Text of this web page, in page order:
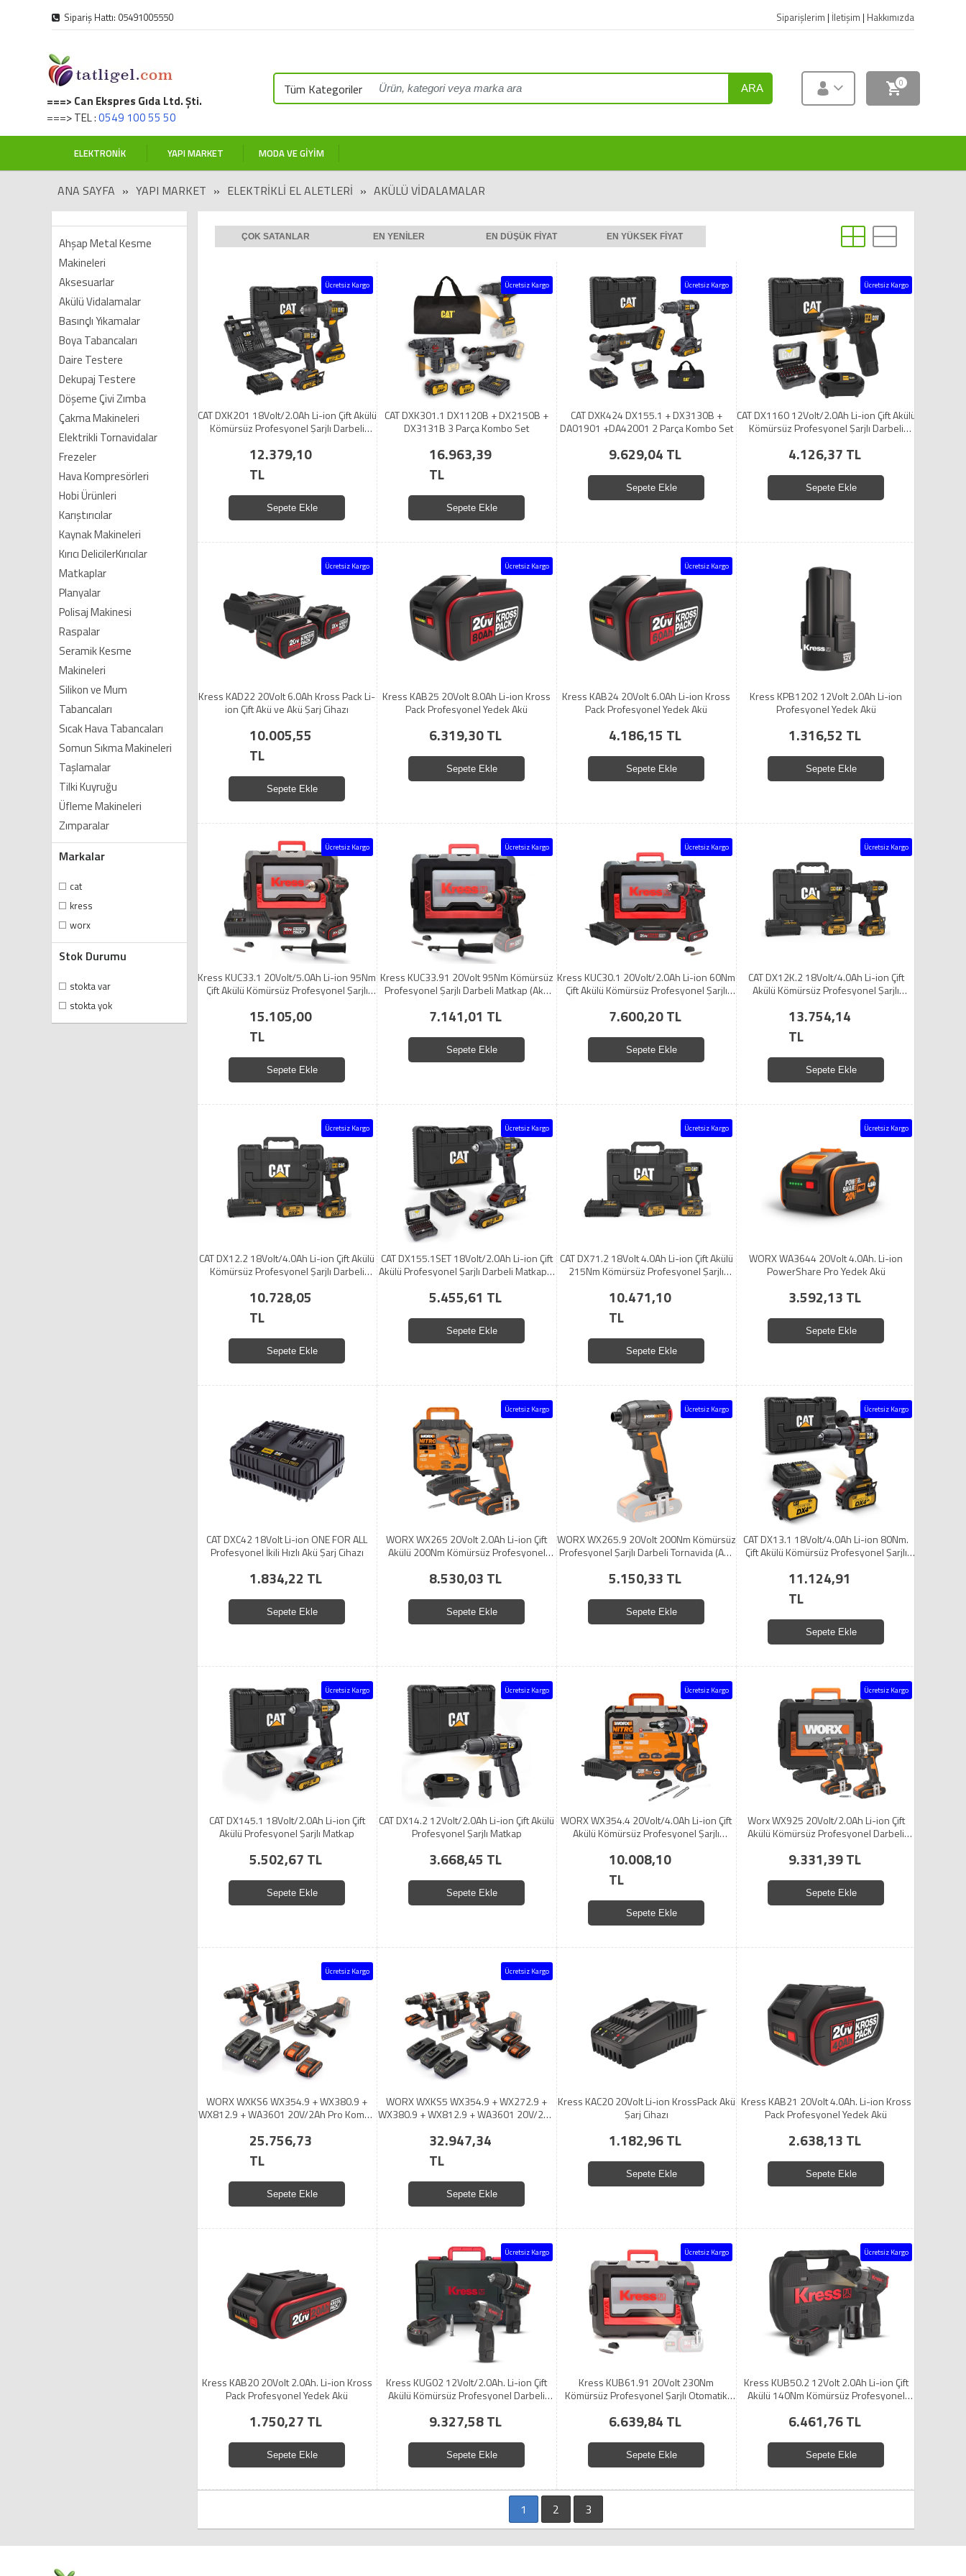
Sipariş Hattı: 05491005550 Siparişlerim | İletişim | Hakkımızda
===> Can Ekspres Gıda Ltd. Şti.
===> TEL :0549 100 55 50
Tüm Kategoriler ARA 0
ELEKTRONIK YAPI MARKET MODA VE GIYIM
ANA SAYFA » YAPI MARKET » ELEKTRIKLI EL ALETLERI » AKÜLÜ VIDALAMALAR
Ahşap Metal Kesme
Makineleri
Aksesuarlar
Akülü Vidalamalar
Basınçlı Yıkamalar
Boya Tabancaları
Daire Testere
Dekupaj Testere
Döşeme Çivi Zımba
Çakma Makineleri
Elektrikli Tornavidalar
Frezeler
Hava Kompresörleri
Hobi Ürünleri
Karıştırıcılar
Kaynak Makineleri
Kırıcı DelicilerKırıcılar
Matkaplar
Planyalar
Polisaj Makinesi
Raspalar
Seramik Kesme
Makineleri
Silikon ve Mum
Tabancaları
Sıcak Hava Tabancaları
Somun Sıkma Makineleri
Taşlamalar
Tilki Kuyruğu
Üfleme Makineleri
Zımparalar
Markalar
cat
kress
worx
Stok Durumu
stokta var
stokta yok
ÇOK SATANLAR EN YENILER EN DÜŞÜK FIYAT EN YÜKSEK FIYAT
Ücretsiz Kargo
CAT DXK201 18Volt/2.0Ah Li-ion Çift Akülü
Kömürsüz Profesyonel Şarjlı Darbeli
12.379,10
TL
Sepete Ekle
Ücretsiz Kargo
CAT DXK301.1 DX1120B + DX2150B +
DX3131B 3 Parça Kombo Set
16.963,39
TL
Sepete Ekle
Ücretsiz Kargo
CAT DXK424 DX155.1 + DX3130B +
DA01901 +DA42001 2 Parça Kombo Set
9.629,04 TL
Sepete Ekle
Ücretsiz Kargo
CAT DX1160 12Volt/2.0Ah Li-ion Çift Akülü
Kömürsüz Profesyonel Şarjlı Darbeli
Seti
4.126,37 TL
Sepete Ekle
Ücretsiz Kargo
Kress KAD22 20Volt 6.0Ah Kross Pack Li-
ion Çift Akü ve Akü Şarj Cihazı
10.005,55
TL
Sepete Ekle
Ücretsiz Kargo
Kress KAB25 20Volt 8.0Ah Li-ion Kross
Pack Profesyonel Yedek Akü
6.319,30 TL
Sepete Ekle
Ücretsiz Kargo
Kress KAB24 20Volt 6.0Ah Li-ion Kross
Pack Profesyonel Yedek Akü
4.186,15 TL
Sepete Ekle
Kress KPB1202 12Volt 2.0Ah Li-ion
Profesyonel Yedek Akü
1.316,52 TL
Sepete Ekle
Ücretsiz Kargo
Kress KUC33.1 20Volt/5.0Ah Li-ion 95Nm
Çift Akülü Kömürsüz Profesyonel Şarjlı
15.105,00
TL
Sepete Ekle
Ücretsiz Kargo
Kress KUC33.91 20Volt 95Nm Kömürsüz
Profesyonel Şarjlı Darbeli Matkap (Akü
7.141,01 TL
Sepete Ekle
Ücretsiz Kargo
Kress KUC30.1 20Volt/2.0Ah Li-ion 60Nm
Çift Akülü Kömürsüz Profesyonel Şarjlı
7.600,20 TL
Sepete Ekle
Ücretsiz Kargo
CAT DX12K.2 18Volt/4.0Ah Li-ion Çift
Akülü Kömürsüz Profesyonel Şarjlı
Darbeli Tornavida Kombo Set
13.754,14
TL
Sepete Ekle
Ücretsiz Kargo
CAT DX12.2 18Volt/4.0Ah Li-ion Çift Akülü
Kömürsüz Profesyonel Şarjlı Darbeli
10.728,05
TL
Sepete Ekle
Ücretsiz Kargo
CAT DX155.1SET 18Volt/2.0Ah Li-ion Çift
Akülü Profesyonel Şarjlı Darbeli Matkap +
5.455,61 TL
Sepete Ekle
Ücretsiz Kargo
CAT DX71.2 18Volt 4.0Ah Li-ion Çift Akülü
215Nm Kömürsüz Profesyonel Şarjlı
10.471,10
TL
Sepete Ekle
Ücretsiz Kargo
WORX WA3644 20Volt 4.0Ah. Li-ion
PowerShare Pro Yedek Akü
3.592,13 TL
Sepete Ekle
CAT DXC42 18Volt Li-ion ONE FOR ALL
Profesyonel İkili Hızlı Akü Şarj Cihazı
1.834,22 TL
Sepete Ekle
Ücretsiz Kargo
WORX WX265 20Volt 2.0Ah Li-ion Çift
Akülü 200Nm Kömürsüz Profesyonel
8.530,03 TL
Sepete Ekle
Ücretsiz Kargo
WORX WX265.9 20Volt 200Nm Kömürsüz
Profesyonel Şarjlı Darbeli Tornavida (Akü
5.150,33 TL
Sepete Ekle
Ücretsiz Kargo
CAT DX13.1 18Volt/4.0Ah Li-ion 80Nm.
Çift Akülü Kömürsüz Profesyonel Şarjlı
11.124,91
TL
Sepete Ekle
Ücretsiz Kargo
CAT DX145.1 18Volt/2.0Ah Li-ion Çift
Akülü Profesyonel Şarjlı Matkap
5.502,67 TL
Sepete Ekle
Ücretsiz Kargo
CAT DX14.2 12Volt/2.0Ah Li-ion Çift Akülü
Profesyonel Şarjlı Matkap
3.668,45 TL
Sepete Ekle
Ücretsiz Kargo
WORX WX354.4 20Volt/4.0Ah Li-ion Çift
Akülü Kömürsüz Profesyonel Şarjlı
10.008,10
TL
Sepete Ekle
Ücretsiz Kargo
Worx WX925 20Volt/2.0Ah Li-ion Çift
Akülü Kömürsüz Profesyonel Darbeli
Tornavida Kombo Set
9.331,39 TL
Sepete Ekle
Ücretsiz Kargo
WORX WXKS6 WX354.9 + WX380.9 +
WX812.9 + WA3601 20V/2Ah Pro Kombo
25.756,73
TL
Sepete Ekle
Ücretsiz Kargo
WORX WXKS5 WX354.9 + WX272.9 +
WX380.9 + WX812.9 + WA3601 20V/2Ah
32.947,34
TL
Sepete Ekle
Kress KAC20 20Volt Li-ion KrossPack Akü
Şarj Cihazı
1.182,96 TL
Sepete Ekle
Kress KAB21 20Volt 4.0Ah. Li-ion Kross
Pack Profesyonel Yedek Akü
2.638,13 TL
Sepete Ekle
Kress KAB20 20Volt 2.0Ah. Li-ion Kross
Pack Profesyonel Yedek Akü
1.750,27 TL
Sepete Ekle
Ücretsiz Kargo
Kress KUG02 12Volt/2.0Ah. Li-ion Çift
Akülü Kömürsüz Profesyonel Darbeli
9.327,58 TL
Sepete Ekle
Ücretsiz Kargo
Kress KUB61.91 20Volt 230Nm
Kömürsüz Profesyonel Şarjlı Otomatik
Değildir)
6.639,84 TL
Sepete Ekle
Ücretsiz Kargo
Kress KUB50.2 12Volt 2.0Ah Li-ion Çift
Akülü 140Nm Kömürsüz Profesyonel
6.461,76 TL
Sepete Ekle
1 2 3